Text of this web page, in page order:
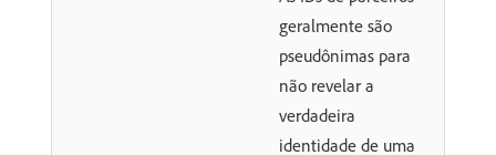
geralmente são
pseudônimas para
não revelar a
verdadeira
identidade de uma